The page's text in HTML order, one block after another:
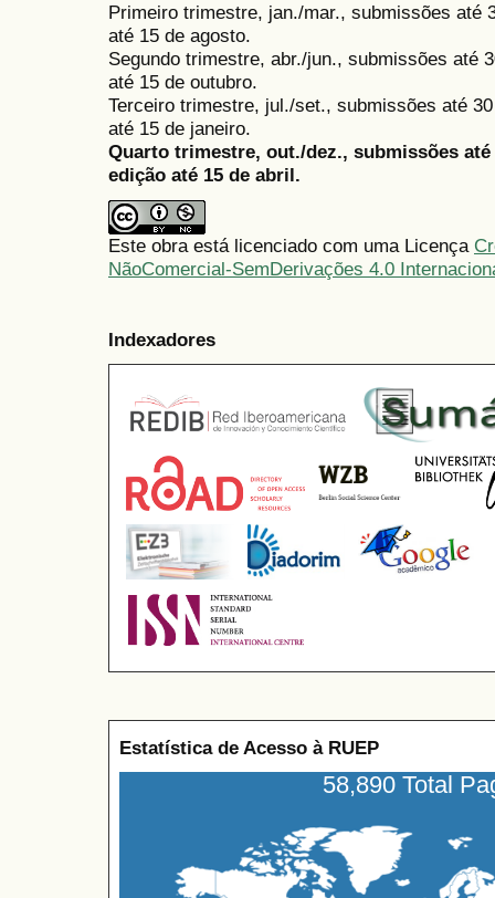
Primeiro trimestre, jan./mar., submissões até
até 15 de agosto.
Segundo trimestre, abr./jun., submissões até
até 15 de outubro.
Terceiro trimestre, jul./set., submissões até
até 15 de janeiro.
Quarto trimestre, out./dez., submissões
edição até 15 de abril.
Este obra está licenciado com uma Licença
NãoComercial-SemDerivações 4.0
Indexadores
Estatística de Acesso à RUEP
58,890 Total